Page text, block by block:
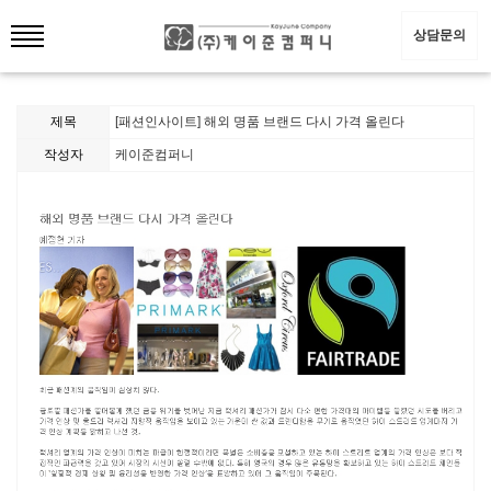
상담문의
제목 [패션인사이트] 해외 명품 브랜드 다시 가격 올린다
작성자 케이준컴퍼니